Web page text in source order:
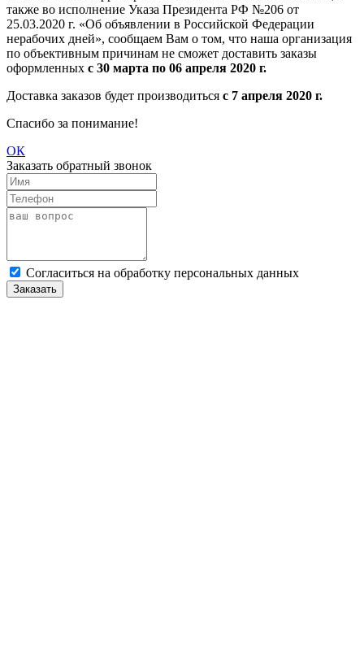
также во исполнение Указа Президента РФ №206 от
25.03.2020 г. «Об объявлении в Российской Федерации
нерабочих дней», сообщаем Вам о том, что наша организация
по объективным причинам не сможет доставить заказы
оформленных с 30 марта по 06 апреля 2020 г.
Доставка заказов будет производиться с 7 апреля 2020 г.
Спасибо за понимание!
ОК
Заказать обратный звонок
Cогласиться на обработку персональных данных
Заказать